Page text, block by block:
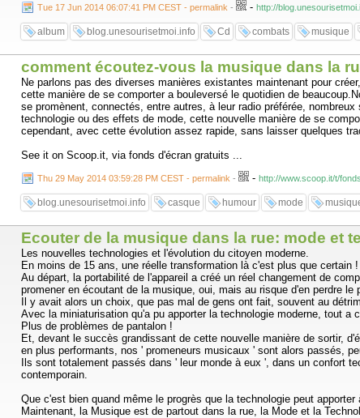
Tue 17 Jun 2014 06:07:41 PM CEST - permalink - - http://
album blog.unesourisetmoi.info Cd combats musique
comment écoutez-vous la musique dans la
Ne parlons pas des diverses manières existantes maintenant pour
cette manière de se comporter a bouleversé le quotidien de
se promènent, connectés, entre autres, à leur radio préférée,
technologie ou des effets de mode, cette nouvelle manière de se
cependant, avec cette évolution assez rapide, sans laisser quelques
See it on Scoop.it, via fonds d'écran gratuits ...
Thu 29 May 2014 03:59:28 PM CEST - permalink - - http://www.scoop.it/t/
blog.unesourisetmoi.info casque humour mode
Ecouter de la musique dans la rue: mode et
Les nouvelles technologies et l'évolution du citoyen moderne.
En moins de 15 ans, une réelle transformation là c'est plus que certain !
Au départ, la portabilité de l'appareil a créé un réel changement de
promener en écoutant de la musique, oui, mais au risque d'en perdre le
Il y avait alors un choix, que pas mal de gens ont fait, souvent au
Avec la miniaturisation qu'a pu apporter la technologie moderne, tout
Plus de problèmes de pantalon !
Et, devant le succès grandissant de cette nouvelle manière de sortir,
en plus performants, nos ' promeneurs musicaux ' sont alors passés,
Ils sont totalement passés dans ' leur monde à eux ', dans un confort
contemporain.
Que c'est bien quand même le progrès que la technologie peut apporter
Maintenant, la Musique est de partout dans la rue, la Mode et la